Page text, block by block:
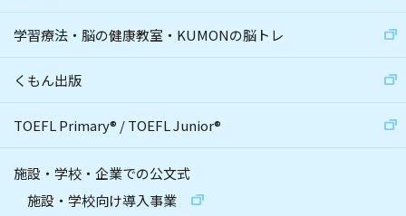
学習療法・脳の健康教室・KUMONの脳トレ
くもん出版
TOEFL Primary® /TOEFL Junior®
施設・学校・企業での公文式
施設・学校向け導入事業